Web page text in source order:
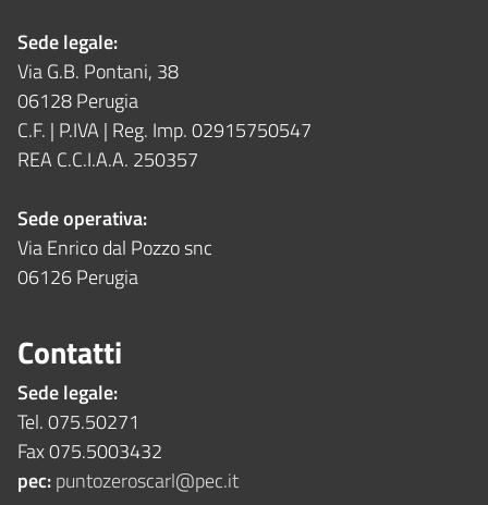
Sede legale:
Via G.B. Pontani, 38
06128 Perugia
C.F. | P.IVA | Reg. Imp. 02915750547
REA C.C.I.A.A. 250357
Sede operativa:
Via Enrico dal Pozzo snc
06126 Perugia
Contatti
Sede legale:
Tel. 075.50271
Fax 075.5003432
pec:puntozeroscarl@pec.it